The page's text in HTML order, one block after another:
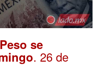
se
. 26 de